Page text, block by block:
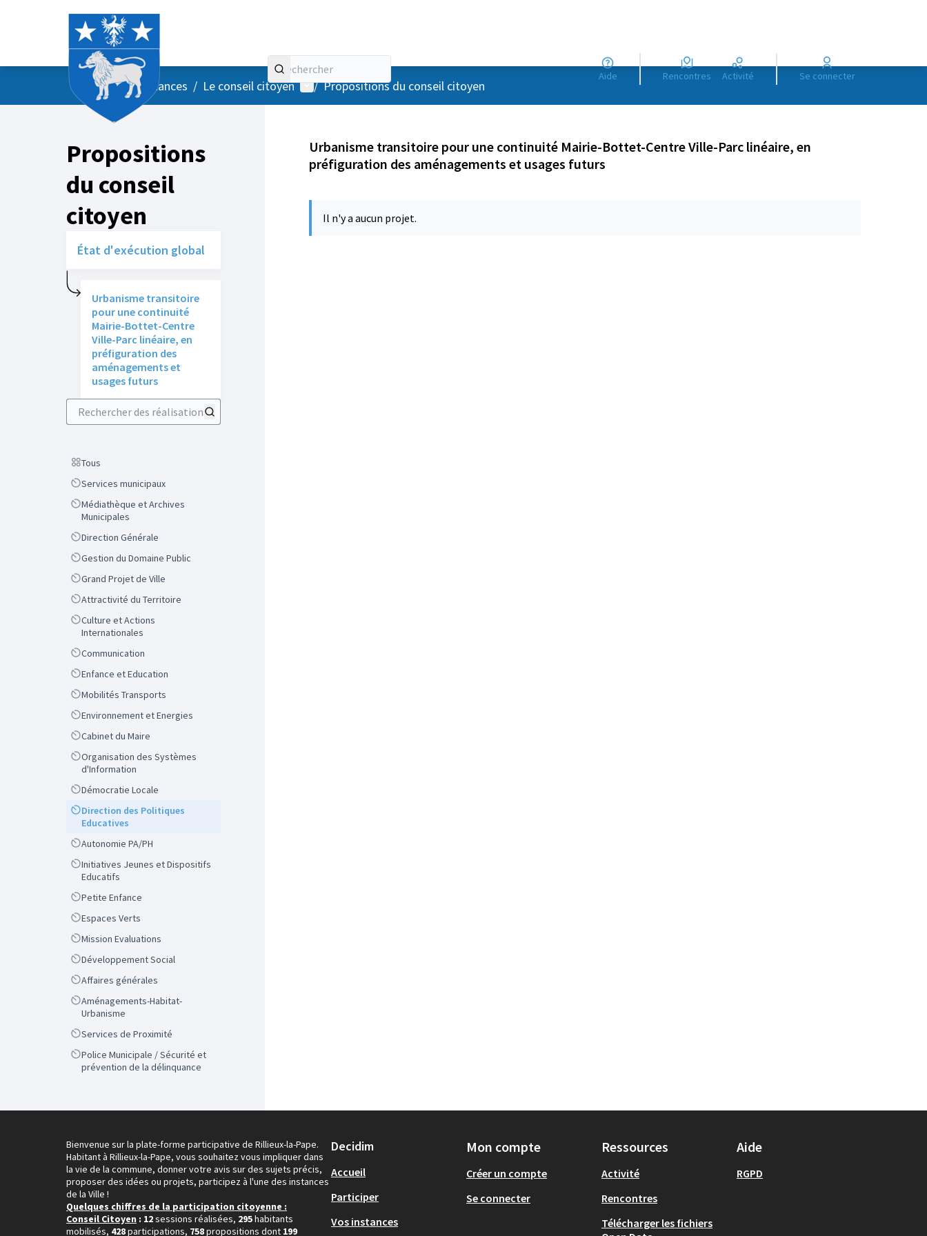
Aide Rencontres Activité Se connecter
AccueilMenu principal
/ Vos instances / Le conseil citoyen Menu utilisateur
/ Propositions du conseil citoyen
Propositions
du conseil
citoyen
État d'exécution global
Urbanisme transitoire
pour une continuité
Mairie-Bottet-Centre
Ville-Parc linéaire, en
préfiguration des
aménagements et
usages futurs
Rechercher des réalisations
Scope
Tous
ScopeServices municipaux
Scope
Médiathèque et Archives
Municipales
ScopeDirection Générale
ScopeGestion du Domaine Public
ScopeGrand Projet de Ville
ScopeAttractivité du Territoire
Scope
Culture et Actions
Internationales
ScopeCommunication
ScopeEnfance et Education
ScopeMobilités Transports
ScopeEnvironnement et Energies
ScopeCabinet du Maire
Scope
Organisation des Systèmes
d'Information
ScopeDémocratie Locale
Scope
Direction des Politiques
Educatives
ScopeAutonomie PA/PH
Scope
Initiatives Jeunes et Dispositifs
Educatifs
ScopePetite Enfance
ScopeEspaces Verts
ScopeMission Evaluations
ScopeDéveloppement Social
ScopeAffaires générales
Scope
Aménagements-Habitat-
Urbanisme
ScopeServices de Proximité
Scope
Police Municipale / Sécurité et
prévention de la délinquance
Urbanisme transitoire pour une continuité Mairie-Bottet-Centre Ville-Parc linéaire, en
préfiguration des aménagements et usages futurs
Il n'y a aucun projet.
Bienvenue sur la plate-forme participative de Rillieux-la-Pape.
Habitant à Rillieux-la-Pape, vous souhaitez vous impliquer dans
la vie de la commune, donner votre avis sur des sujets précis,
proposer des idées ou projets, participez à l'une des instances
de la Ville !
Quelques chiffres de la participation citoyenne :
Conseil Citoyen : 12sessions réalisées, 295habitants
mobilisés, 428participations, 758propositions dont 199
Decidim
Accueil
Participer
Vos instances
Mon compte
Créer un compte
Se connecter
Ressources
Activité
Rencontres
Télécharger les fichiers
Aide
RGPD